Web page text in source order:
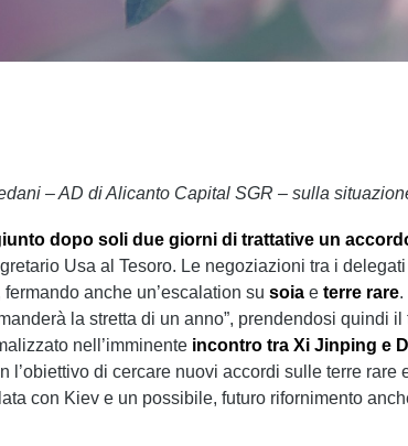
– AD di Alicanto Capital SGR – sulla
dopo soli due giorni di trattative un
Usa al Tesoro. Le negoziazioni tra i
fermando anche un’escalation su soia e terre rare.
la stretta di un anno”, prendendosi
nell’imminente incontro tra Xi Jinping e
l’obiettivo di cercare nuovi accordi sulle terre
con Kiev e un possibile, futuro rifornimento